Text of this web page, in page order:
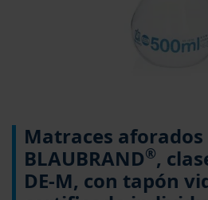
comienzo
Matraces aforados
BLAUBRAND®,
DE-M, con tapón